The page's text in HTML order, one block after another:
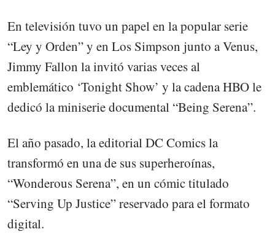
En televisión tuvo un papel en la popular serie
“Ley y Orden” y en Los Simpson junto a Venus,
Jimmy Fallon la invitó varias veces al
emblemático ‘Tonight Show’ y la cadena HBO le
dedicó la miniserie documental “Being Serena”.
El año pasado, la editorial DC Comics la
transformó en una de sus superheroínas,
“Wonderous Serena”, en un cómic titulado
“Serving Up Justice” reservado para el formato
digital.